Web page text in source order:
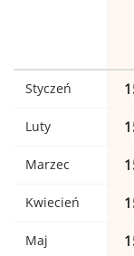
Styczeń
Luty
Marzec
Kwiecień
Maj